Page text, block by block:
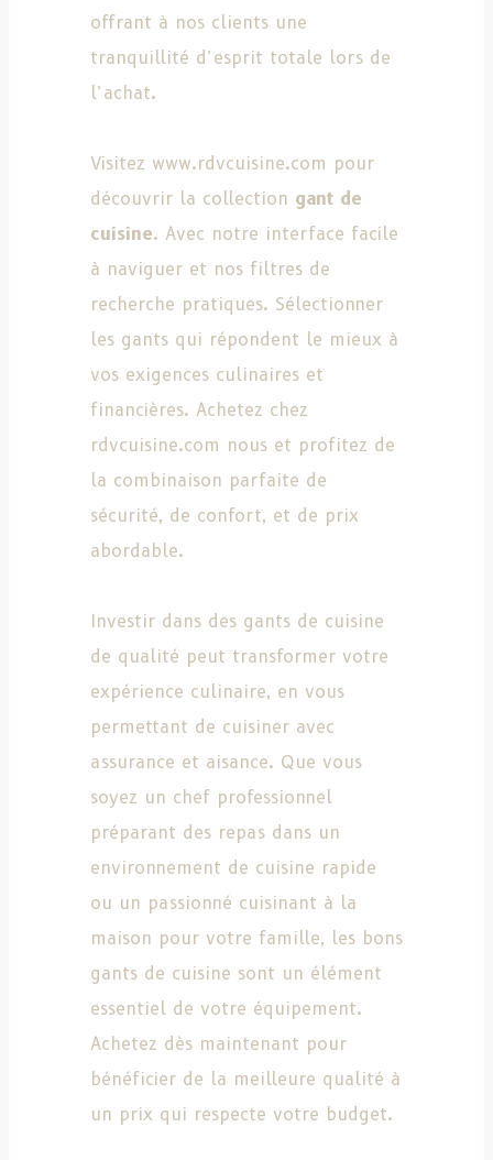
offrant à nos clients une
tranquillité d’esprit totale lors de
l’achat.
Visitez www.rdvcuisine.com pour
découvrir la collection gant de
cuisine. Avec notre interface facile
à naviguer et nos filtres de
recherche pratiques. Sélectionner
les gants qui répondent le mieux à
vos exigences culinaires et
financières. Achetez chez
rdvcuisine.com nous et profitez de
la combinaison parfaite de
sécurité, de confort, et de prix
abordable.
Investir dans des gants de cuisine
de qualité peut transformer votre
expérience culinaire, en vous
permettant de cuisiner avec
assurance et aisance. Que vous
soyez un chef professionnel
préparant des repas dans un
environnement de cuisine rapide
ou un passionné cuisinant à la
maison pour votre famille, les bons
gants de cuisine sont un élément
essentiel de votre équipement.
Achetez dès maintenant pour
bénéficier de la meilleure qualité à
un prix qui respecte votre budget.